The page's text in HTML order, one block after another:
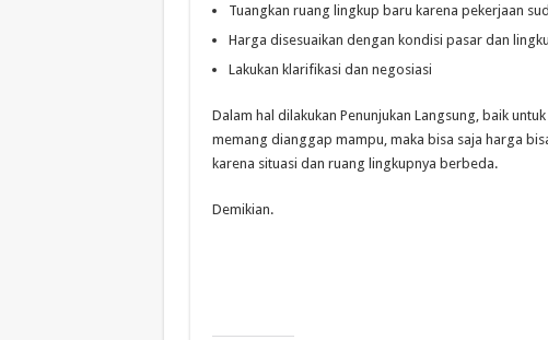
Tuangkan ruang lingkup baru karena pekerjaan
Harga disesuaikan dengan kondisi pasar dan
Lakukan klarifikasi dan negosiasi
Dalam hal dilakukan Penunjukan Langsung, baik
memang dianggap mampu, maka bisa saja harga
karena situasi dan ruang lingkupnya berbeda.
Demikian.